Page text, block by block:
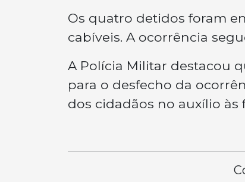
Os quatro detidos foram
cabíveis. A ocorrência
A Polícia Militar destacou
para o desfecho da
dos cidadãos no auxílio às